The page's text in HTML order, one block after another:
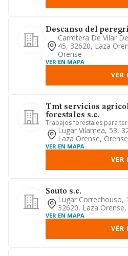
Descanso del
Carretera De Vilar
45, 32620, Laza
Orense
VER EN MAPA
VER
Tmt servicios
forestales s.c.
Trabajos forestales para
Lugar Vilamea, 53,
Laza Orense, Orense
VER EN MAPA
VER
Souto s.c.
Lugar Correchouso,
32620, Laza
VER EN MAPA
VER